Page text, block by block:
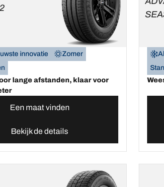
innovatie
Zomer
lange afstanden, klaar voor
Een maat vinden
Bekijk de details